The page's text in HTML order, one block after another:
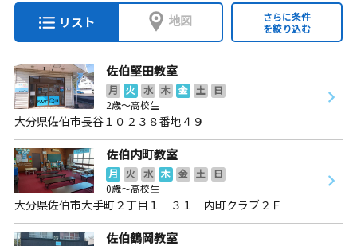
リスト 地図
さらに条件
を絞り込む
佐伯堅田教室
月 火 水 木 金 土
日
2歳～高校生
大分県佐伯市長谷１０２３８番地４９
佐伯内町教室
月 火 水 木 金 土
日
0歳～高校生
大分県佐伯市大手町２丁目１－３１ 内町クラブ２Ｆ
佐伯鶴岡教室